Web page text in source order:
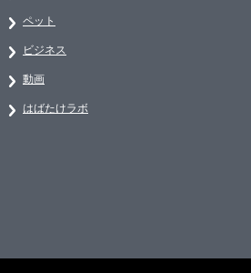
ペット
ビジネス
動画
はばたけラボ